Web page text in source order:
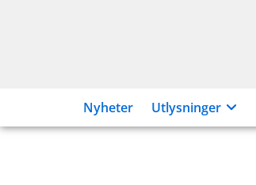
Nyheter Utlysninger